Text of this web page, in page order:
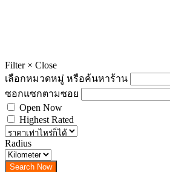
Filter × Close
เลือกหมวดหมู่ หรือค้นหาร้าน
ซอกแซกตามซอย
Open Now
Highest Rated
Radius